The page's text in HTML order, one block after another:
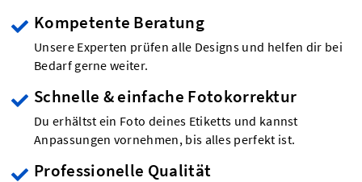
Kompetente Beratung
Unsere Experten prüfen alle Designs und helfen dir bei
Bedarf gerne weiter.
Schnelle & einfache Fotokorrektur
Du erhältst ein Foto deines Etiketts und kannst
Anpassungen vornehmen, bis alles perfekt ist.
Professionelle Qualität